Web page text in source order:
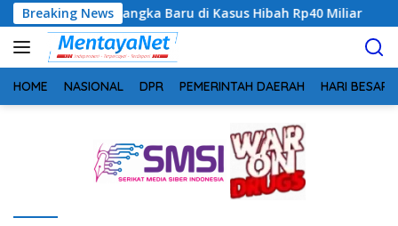
Langsung
ke
konten
Breaking News
Tersangka Baru di Kasus Hibah Rp40 Miliar
HOME NASIONAL DPR PEMERINTAH DAERAH HARI BESAR